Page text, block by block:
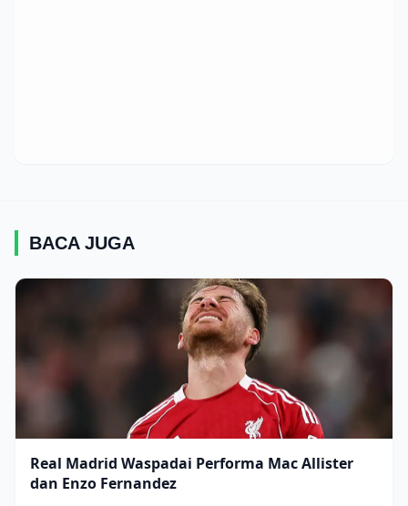
BACA JUGA
Real Madrid Waspadai Performa Mac Allister
dan Enzo Fernandez